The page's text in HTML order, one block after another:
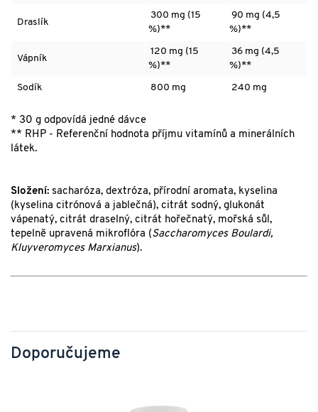
Draslík
300 mg (15
%)**
90 mg (4,5
%)**
Vápník
120 mg (15
%)**
36 mg (4,5
%)**
Sodík 800 mg 240 mg
* 30 g odpovídá jedné dávce
** RHP - Referenční hodnota příjmu vitamínů a minerálních
látek.
Složení: sacharóza, dextróza, přírodní aromata, kyselina
(kyselina citrónová a jablečná), citrát sodný, glukonát
vápenatý, citrát draselný, citrát hořečnatý, mořská sůl,
tepelně upravená mikroflóra (Saccharomyces Boulardi,
Kluyveromyces Marxianus).
Doporučujeme